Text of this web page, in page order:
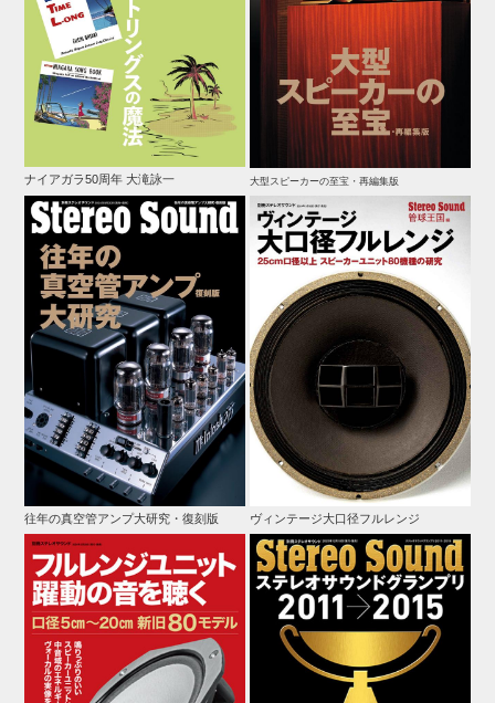
ナイアガラ50周年 大滝詠一 大型スピーカーの至宝・再編集版
往年の真空管アンプ大研究・復刻版 ヴィンテージ大口径フルレンジ